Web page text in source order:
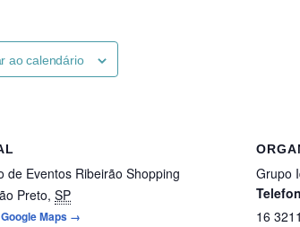
ao calendário
de Eventos Ribeirão Shopping
Preto, SP
Maps →
Grupo
16